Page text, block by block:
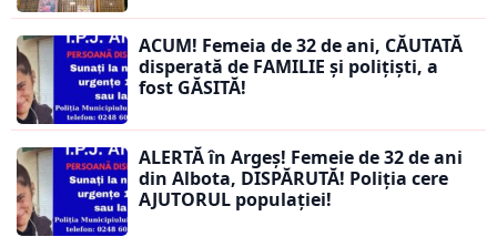
ACUM! Femeia de 32 de ani, CĂUTATĂ
disperată de FAMILIE și polițiști, a
fost GĂSITĂ!
ALERTĂ în Argeș! Femeie de 32 de ani
din Albota, DISPĂRUTĂ! Poliția cere
AJUTORUL populației!